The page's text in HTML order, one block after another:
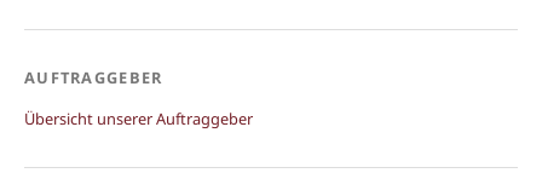
AUFTRAGGEBER
Übersicht unserer Auftraggeber